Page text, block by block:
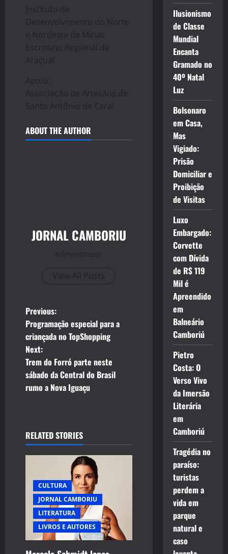
Instituto de
Desenvolvimento do Norte
e Nordeste de Minas
Escritório Regional de
Araçuaí
Apoio:
Associação de Artesãos de
Santo Antônio de Caraí
ABOUT THE AUTHOR
JORNAL CAMBORIU
Administrator
View All Posts
P
o
s
t
v
Previous:
Programação especial para a
criançada no TopShopping
Next:
Trem do Forró parte neste
sábado da Central do Brasil
rumo a Nova Iguaçu
RELATED STORIES
CULTURA
JORNAL CAMBORIU
LITERATURA
LIVROS E AUTORES
Ilusionismo
de Classe
Mundial
Encanta
Gramado no
40º Natal
Luz
Bolsonaro
em Casa,
Mas
Vigiado:
Prisão
Domiciliar e
Proibição
de Visitas
Luxo
Embargado:
Corvette
com Dívida
de R$ 119
Mil é
Apreendido
em
Balneário
Camboriú
Pietro
Costa: O
Verso Vivo
da Imersão
Literária
em
Camboriú
Tragédia no
paraíso:
turistas
perdem a
vida em
parque
natural e
caso